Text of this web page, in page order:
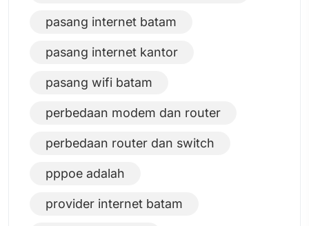
pasang internet batam
pasang internet kantor
pasang wifi batam
perbedaan modem dan router
perbedaan router dan switch
pppoe adalah
provider internet batam